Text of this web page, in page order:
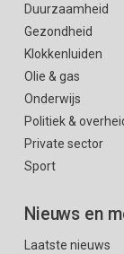
Duurzaamheid
Gezondheid
Klokkenluiden
Olie & gas
Onderwijs
Politiek &
Private sector
Sport
Nieuws en
Laatste nieuws